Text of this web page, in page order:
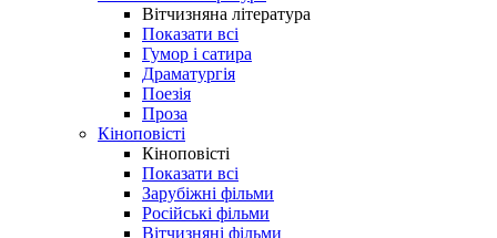
Вітчизняна література
Показати всі
Гумор і сатира
Драматургія
Поезія
Проза
Кіноповісті
Кіноповісті
Показати всі
Зарубіжні фільми
Російські фільми
Вітчизняні фільми